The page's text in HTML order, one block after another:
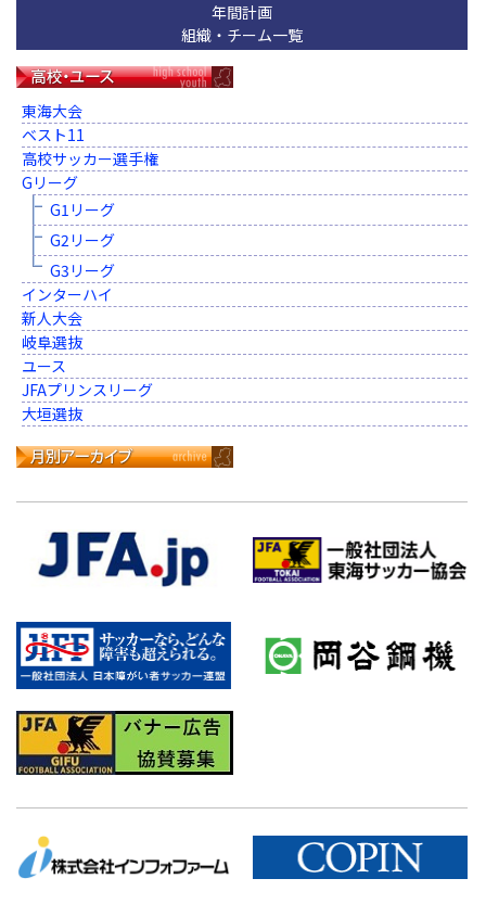
年間計画
組織・チーム一覧
東海大会
ベスト11
高校サッカー選手権
Gリーグ
G1リーグ
G2リーグ
G3リーグ
インターハイ
新人大会
岐阜選抜
ユース
JFAプリンスリーグ
大垣選抜